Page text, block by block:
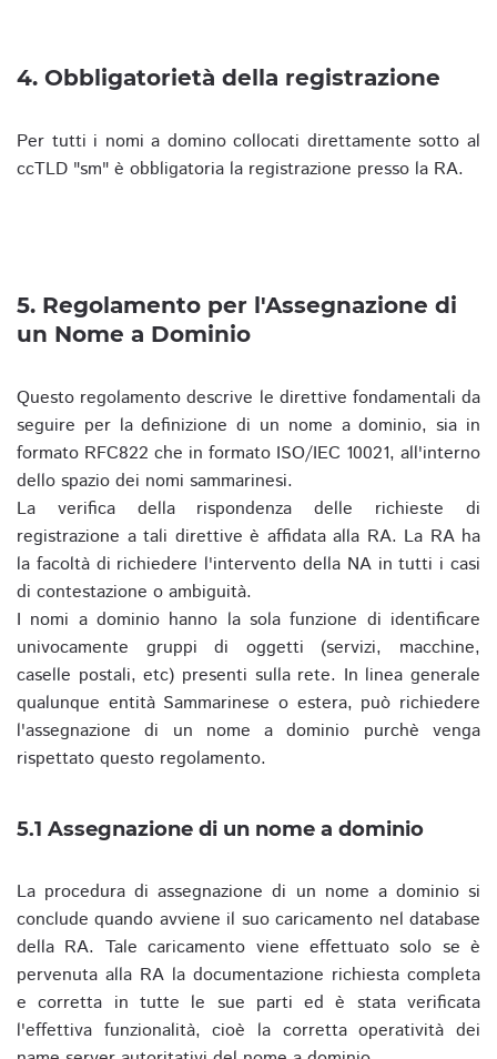
4. Obbligatorietà della registrazione
Per tutti i nomi a domino collocati direttamente sotto al
ccTLD "sm" è obbligatoria la registrazione presso la RA.
5. Regolamento per l'Assegnazione di
un Nome a Dominio
Questo regolamento descrive le direttive fondamentali da
seguire per la definizione di un nome a dominio, sia in
formato RFC822 che in formato ISO/IEC 10021, all'interno
dello spazio dei nomi sammarinesi.
La verifica della rispondenza delle richieste di
registrazione a tali direttive è affidata alla RA. La RA ha
la facoltà di richiedere l'intervento della NA in tutti i casi
di contestazione o ambiguità.
I nomi a dominio hanno la sola funzione di identificare
univocamente gruppi di oggetti (servizi, macchine,
caselle postali, etc) presenti sulla rete. In linea generale
qualunque entità Sammarinese o estera, può richiedere
l'assegnazione di un nome a dominio purchè venga
rispettato questo regolamento.
5.1 Assegnazione di un nome a dominio
La procedura di assegnazione di un nome a dominio si
conclude quando avviene il suo caricamento nel database
della RA. Tale caricamento viene effettuato solo se è
pervenuta alla RA la documentazione richiesta completa
e corretta in tutte le sue parti ed è stata verificata
l'effettiva funzionalità, cioè la corretta operatività dei